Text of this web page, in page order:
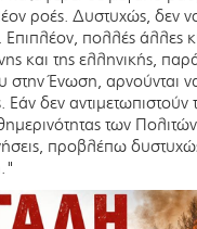
ροές. Δυστυχώς, δεν
πολλές άλλες
και της ελληνικής,
στην Ένωση, αρνούνται
Εάν δεν αντιμετωπιστούν
των
προβλέπω